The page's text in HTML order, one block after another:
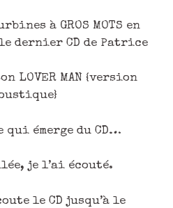
à GROS MOTS en
dernier CD de Patrice
LOVER MAN {version
émerge du CD…
je l’ai écouté.
le CD jusqu’à le